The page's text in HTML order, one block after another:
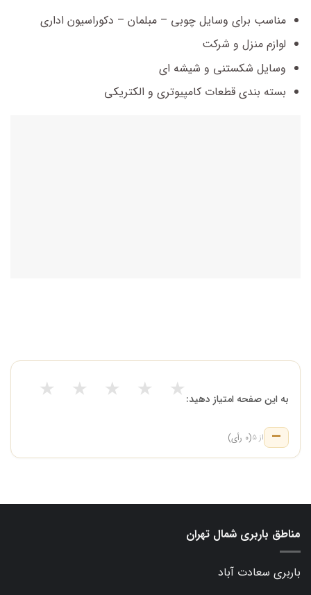
مناسب برای وسایل چوبی – مبلمان – دکوراسیون اداری
لوازم منزل و شرکت
وسایل شکستنی و شیشه ای
بسته بندی قطعات کامپیوتری و الکتریکی
به این صفحه امتیاز دهید: ★ ★ ★ ★ ★
— از ۵ (۰ رأی)
مناطق باربری شمال تهران
باربری سعادت آباد